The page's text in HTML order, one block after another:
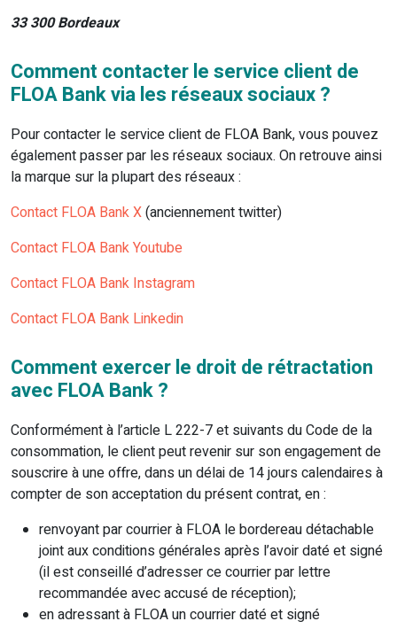
33 300 Bordeaux
Comment contacter le service client de
FLOA Bank via les réseaux sociaux ?
Pour contacter le service client de FLOA Bank, vous pouvez
également passer par les réseaux sociaux. On retrouve ainsi
la marque sur la plupart des réseaux :
Contact FLOA Bank X(anciennement twitter)
Contact FLOA Bank Youtube
Contact FLOA Bank Instagram
Contact FLOA Bank Linkedin
Comment exercer le droit de rétractation
avec FLOA Bank ?
Conformément à l’article L 222-7 et suivants du Code de la
consommation, le client peut revenir sur son engagement de
souscrire à une offre, dans un délai de 14 jours calendaires à
compter de son acceptation du présent contrat, en :
renvoyant par courrier à FLOA le bordereau détachable
joint aux conditions générales après l’avoir daté et signé
(il est conseillé d’adresser ce courrier par lettre
recommandée avec accusé de réception);
en adressant à FLOA un courrier daté et signé